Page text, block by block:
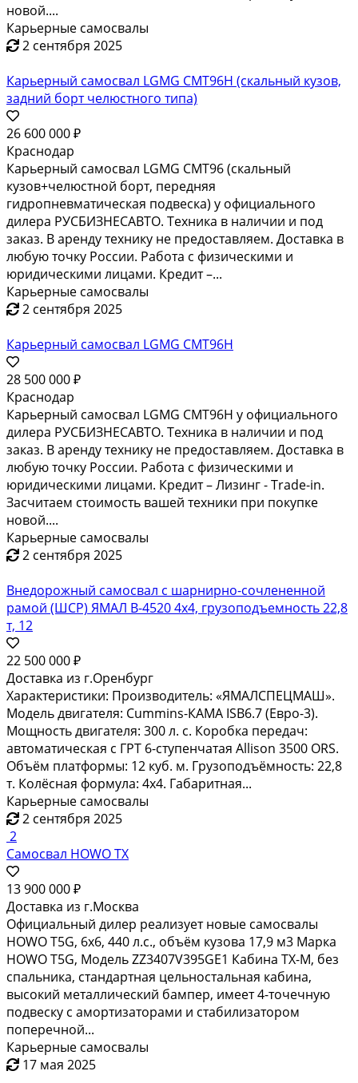
17 208 030 ₽
Доставка из г.Краснодар
Самосвал карьерный XCMG NXG5650DTQ — это
для перевозки больших объёмов грузов в тяжёлых
условиях. Благодаря своей высокой
грузоподъёмности и прочной конструкции, этот
самосвал идеально подходит для работы в карьерах,
на строительных площадках и в...
Карьерные самосвалы
2 сентября 2025
Самосвал карьерный XCMG NXG5470DTQ 30 т
13 176 306 ₽
Доставка из г.Краснодар
Самосвал карьерный XCMG NXG5470DTQ — это
надёжная и мощная спецтехника, предназначенная
для перевозки сыпучих грузов в тяжёлых условиях.
Грузоподъёмность самосвала составляет 30 тонн, что
делает его идеальным выбором для использования в
карьерах, на строительных площадках и в других
местах, где...
Карьерные самосвалы
2 сентября 2025
Карьерный самосвал LGMG RTH100
39 300 000 ₽
Доставка из г.Краснодар
Карьерный самосвал LGMG RTH100 у официального
дилера РУСБИЗНЕСАВТО. Техника в наличии и под
заказ. В аренду технику не предоставляем. Доставка в
любую точку России. Работа с физическими и
юридическими лицами. Кредит – Лизинг - Trade-in.
Засчитаем стоимость вашей техники при покупке
новой....